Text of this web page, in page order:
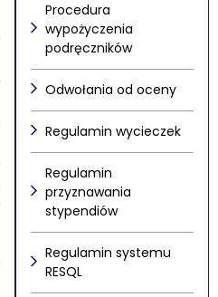
Procedura
wypożyczenia
podręczników
Odwołania od oceny
Regulamin wycieczek
Regulamin
przyznawania
stypendiów
Regulamin systemu
RESQL